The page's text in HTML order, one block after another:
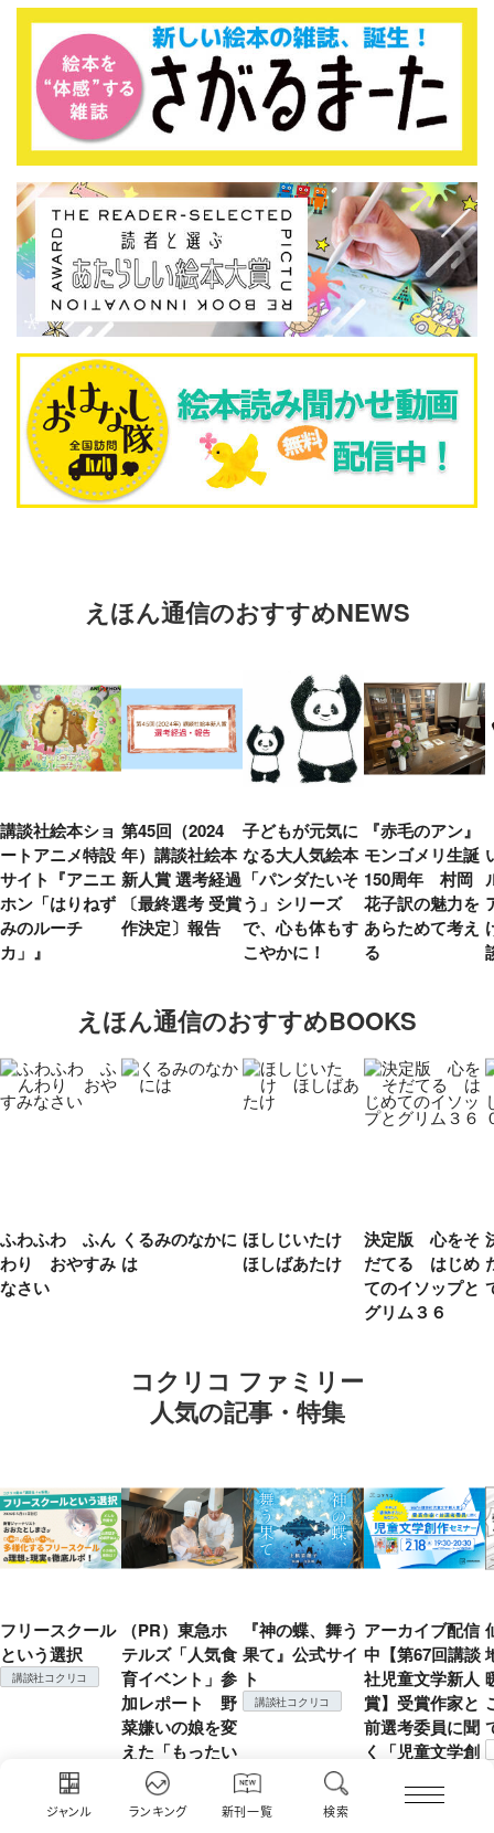
ジャンル ランキング 新刊一覧 検索
えほん通信のおすすめNEWS
講談社絵本ショ
ートアニメ特設
サイト『アニエ
ホン「はりねず
みのルーチ
カ」』
第45回（2024
年）講談社絵本
新人賞 選考経過
〔最終選考 受賞
作決定〕報告
子どもが元気に
なる大人気絵本
「パンダたいそ
う」シリーズ
で、心も体もす
こやかに！
『赤毛のアン』
モンゴメリ生誕
150周年 村岡
花子訳の魅力を
あらためて考え
る
えほん通信のおすすめBOOKS
ふわふわ ふん
わり おやすみ
なさい
くるみのなかに
は
ほしじいたけ
ほしばあたけ
決定版 心をそ
だてる はじめ
てのイソップと
グリム３６
コクリコ ファミリー
人気の記事・特集
フリースクール
という選択
講談社コクリコ
（PR）東急ホ
テルズ「人気食
育イベント」参
加レポート 野
菜嫌いの娘を変
えた「もったい
ない！」の精神
コクリコ
『神の蝶、舞う
果て』公式サイ
ト
講談社コクリコ
アーカイブ配信
中【第67回講談
社児童文学新人
賞】受賞作家と
前選考委員に聞
く「児童文学創
コクリコ